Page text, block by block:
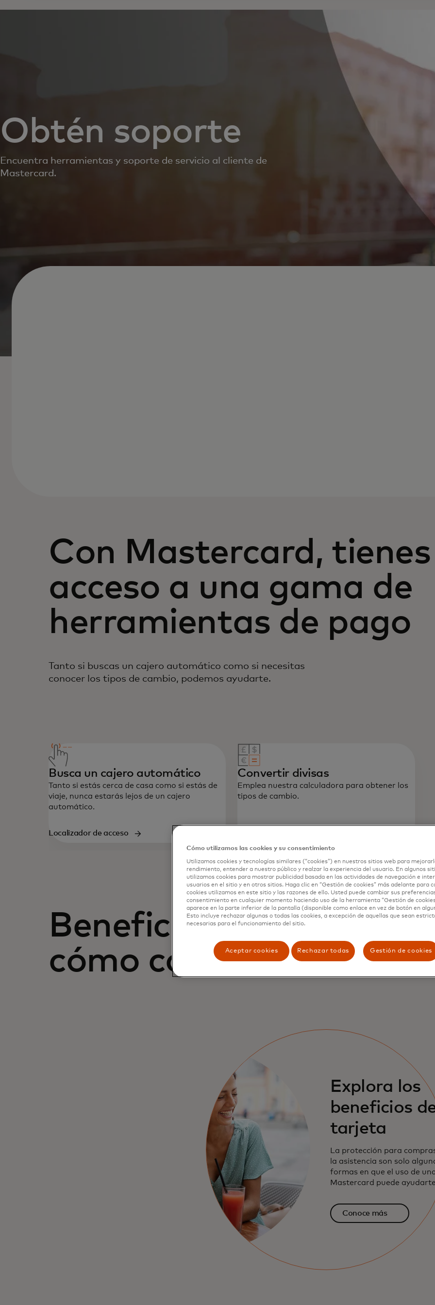
Obtén soporte
Encuentra herramientas y soporte de servicio al cliente de
Mastercard.
Con Mastercard, tienes
acceso a una gama de
herramientas de pago
Tanto si buscas un cajero automático como si necesitas
conocer los tipos de cambio, podemos ayudarte.
Busca un cajero automático
Tanto si estás cerca de casa como si estás de
viaje, nunca estarás lejos de un cajero
automático.
Localizador de acceso
Convertir divisas
Emplea nuestra calculadora para obtener los
tipos de cambio.
Beneficios de la tarjeta
cómo contactarnos
Explora los
beneficios de
tarjeta
La protección para
la asistencia son solo
formas en que el uso de
Mastercard puede
Conoce más
Cómo utilizamos las cookies y su consentimiento
Utilizamos cookies y tecnologías similares (“cookies”) en nuestros sitios web para
rendimiento, entender a nuestro público y realzar la experiencia del usuario. En algunos
utilizamos cookies para mostrar publicidad basada en las actividades de navegación e
usuarios en el sitio y en otros sitios. Haga clic en “Gestión de cookies” más adelante para
cookies utilizamos en este sitio y las razones de ello. Usted puede cambiar sus
consentimiento en cualquier momento haciendo uso de la herramienta “Gestión de
aparece en la parte inferior de la pantalla (disponible como enlace en vez de botón en
Esto incluye rechazar algunas o todas las cookies, a excepción de aquellas que sean
necesarias para el funcionamiento del sitio.
Aceptar cookies Rechazar todas Gestión de cookies